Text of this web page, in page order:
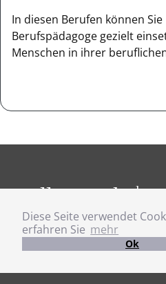
Diese Seite verwendet
erfahren Sie mehr
Ok
In diesen Berufen können
Berufspädagoge gezielt
Menschen in ihrer
StellenMarkt.de
Jobs und Karriere